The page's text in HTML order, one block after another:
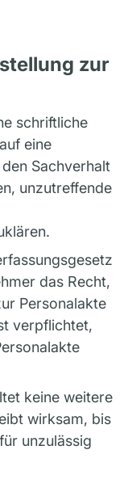
zur
schriftliche
eine
Sachverhalt
unzutreffende
das Recht,
Personalakte
verpflichtet,
keine weitere
wirksam, bis
unzulässig